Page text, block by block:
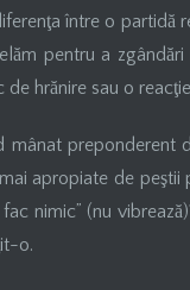
între o partidă
pentru a
hrănire sau o
preponderent
apropiate de peştii
nimic” (nu
o.